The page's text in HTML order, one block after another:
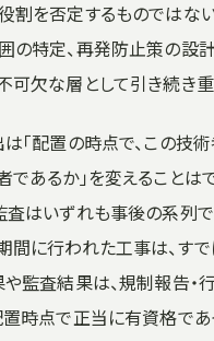
割を否定するものではない
の特定、再発防止策の設
可欠な層として引き続き重
は「配置の時点で、この技
であるか」を変えることは
査はいずれも事後の系列で
間に行われた工事は、す
や監査結果は、規制報告・
置時点で正当に有資格であ